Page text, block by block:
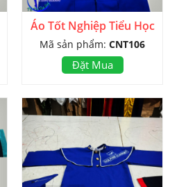
Áo Tốt Nghiệp Tiểu Học
Mã sản phẩm: CNT106
Đặt Mua